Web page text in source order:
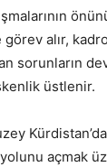
alır,
sorunların
üstlenir.
açmak